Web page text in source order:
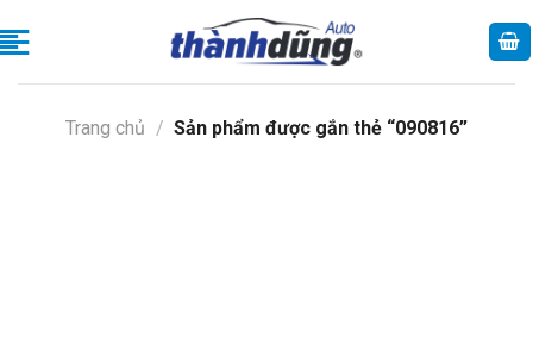
to
Trang chủ / Sản phẩm được gắn thẻ “090816”